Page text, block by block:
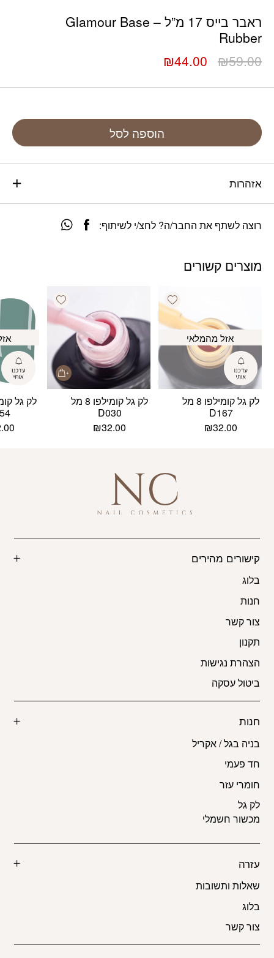
ראבר בייס 17 מ”ל – Glamour Base
Rubber
₪59.00
המחיר
היה:
₪44.00 המחיר
הוא:
הוספה לסל
אזהרות
רוצה לשתף את החבר/ה? לחצ/י לשיתוף:
מוצרים קשורים
Add wishlist
אזל מהמלאי
לק גל קומילפו 8 מל
D167
₪32.00
Add wishlist
לק גל קומילפו 8 מל
D030
₪32.00
קישורים מהירים
בלוג
חנות
צור קשר
תקנון
הצהרת נגישות
ביטול עסקה
חנות
בניה בגל / אקריל
חד פעמי
חומרי עזר
לק גל
מכשור חשמלי
עזרה
שאלות ותשובות
בלוג
צור קשר